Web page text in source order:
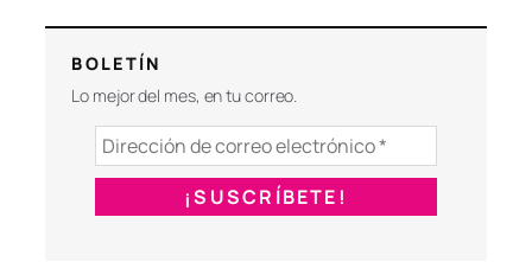
BOLETÍN
Lo mejor del mes, en tu correo.